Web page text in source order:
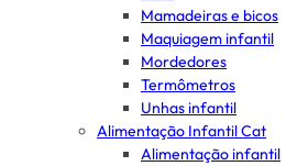
Mamadeiras e bicos
Maquiagem infantil
Mordedores
Termômetros
Unhas infantil
Alimentação Infantil Cat
Alimentação infantil